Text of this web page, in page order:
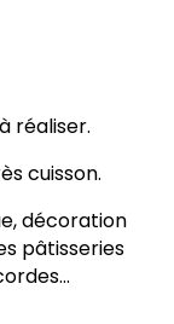
réaliser.
cuisson.
décoration
pâtisseries